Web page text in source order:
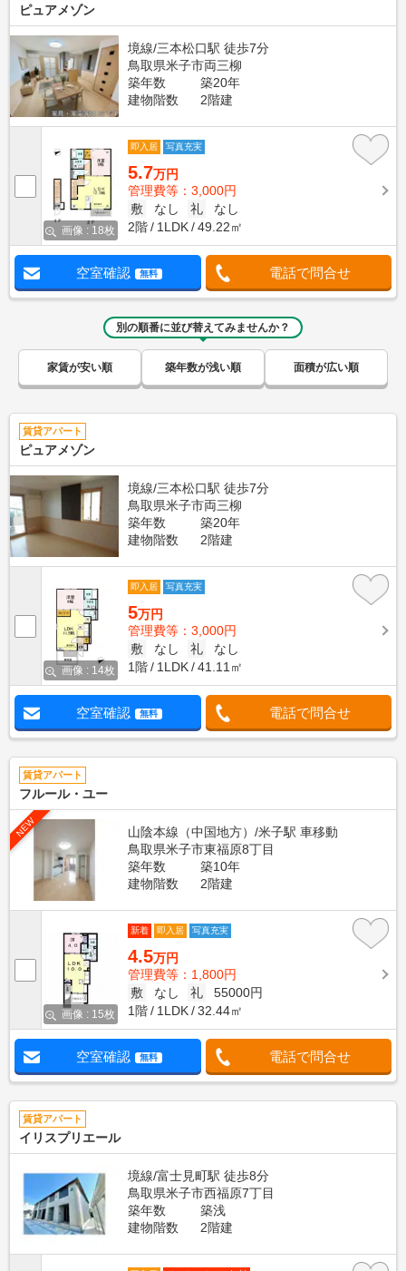
ピュアメゾン
境線/三本松口駅 徒歩7分
鳥取県米子市両三柳
築年数
築20年
建物階数
2階建
画像 : 18枚
即入居 写真充実
5.7万円
管理費等：3,000円
敷
なし 礼
なし
2階
1LDK 49.22㎡
空室確認 無料 電話で問合せ
別の順番に並び替えてみませんか？
家賃が安い順 築年数が浅い順 面積が広い順
賃貸アパート
ピュアメゾン
境線/三本松口駅 徒歩7分
鳥取県米子市両三柳
築年数
築20年
建物階数
2階建
画像 : 14枚
即入居 写真充実
5万円
管理費等：3,000円
敷
なし 礼
なし
1階
1LDK 41.11㎡
空室確認 無料 電話で問合せ
賃貸アパート
フルール・ユー
NEW
山陰本線（中国地方）/米子駅 車移動
鳥取県米子市東福原8丁目
築年数
築10年
建物階数
2階建
画像 : 15枚
新着 即入居 写真充実
4.5万円
管理費等：1,800円
敷
なし 礼
55000円
1階
1LDK 32.44㎡
空室確認 無料 電話で問合せ
賃貸アパート
イリスプリエール
境線/富士見町駅 徒歩8分
鳥取県米子市西福原7丁目
築年数
築浅
建物階数
2階建